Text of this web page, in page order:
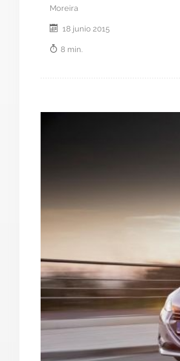
Moreira
18 junio 2015
8 min.